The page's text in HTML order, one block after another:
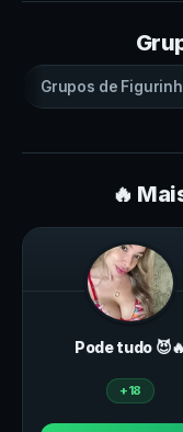
Grupos de
🔥
Pode tudo 😈🔥
+18